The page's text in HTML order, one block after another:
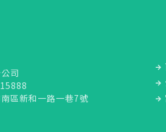
司
區新和一路一巷7號